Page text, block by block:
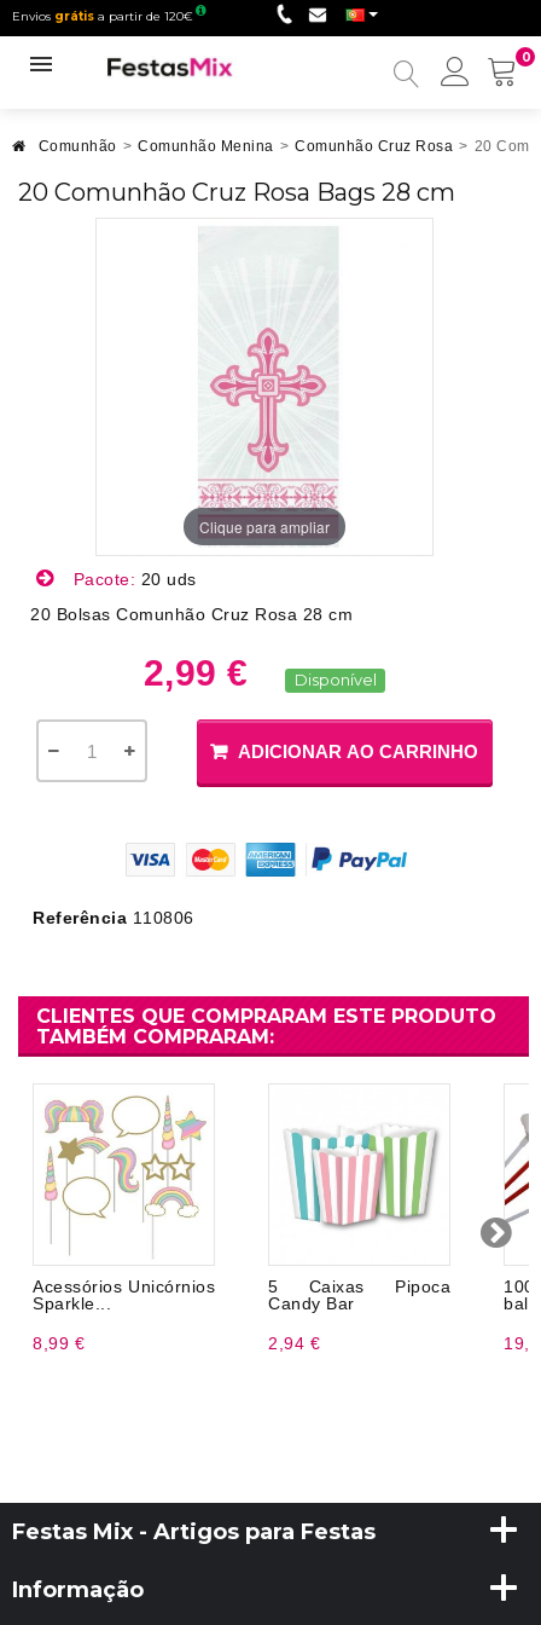
Envios grátis a partir de 120€
0
Minha
Comunhão > Comunhão Menina > Comunhão Cruz Rosa > 20
20 Comunhão Cruz Rosa Bags 28 cm
Clique para ampliar
Pacote: 20 uds
20 Bolsas Comunhão Cruz Rosa 28 cm
2,99 € Disponível
ADICIONAR AO CARRINHO
Referência 110806
CLIENTES QUE COMPRARAM ESTE PRODUTO
TAMBÉM COMPRARAM:
Acessórios Unicórnios
Sparkle...
8,99 €
5 Caixas Pipoca
Candy Bar
2,94 €
Festas Mix - Artigos para Festas
Informação